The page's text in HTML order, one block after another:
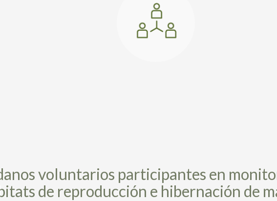
voluntarios participantes en
de reproducción e hibernación de